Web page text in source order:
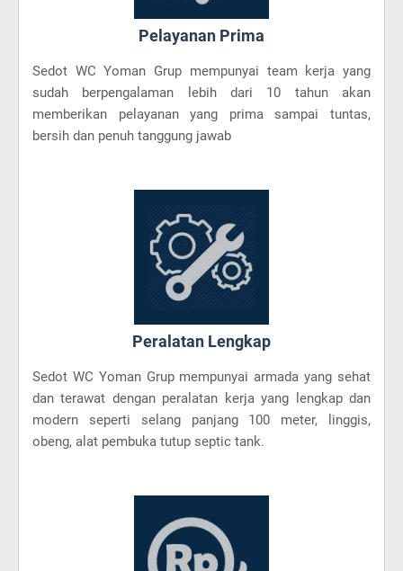
Pelayanan Prima
Sedot WC Yoman Grup mempunyai team kerja yang
sudah berpengalaman lebih dari 10 tahun akan
memberikan pelayanan yang prima sampai tuntas,
bersih dan penuh tanggung jawab
Peralatan Lengkap
Sedot WC Yoman Grup mempunyai armada yang sehat
dan terawat dengan peralatan kerja yang lengkap dan
modern seperti selang panjang 100 meter, linggis,
obeng, alat pembuka tutup septic tank.